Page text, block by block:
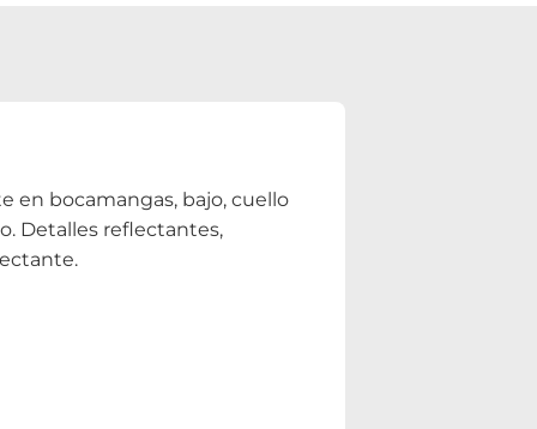
en bocamangas, bajo, cuello
Detalles reflectantes,